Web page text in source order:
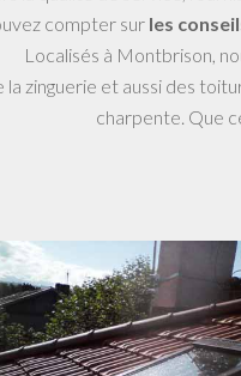
compter sur les
Localisés à Montbrison,
la zinguerie et aussi des
charpente. Que